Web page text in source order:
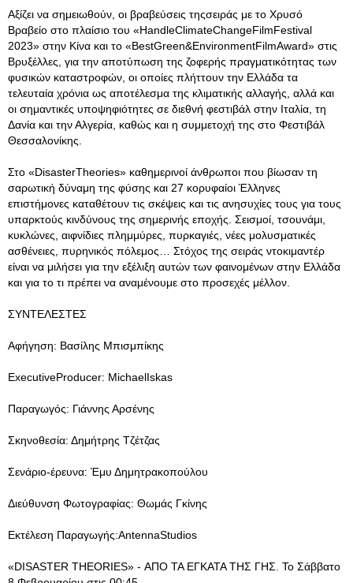
Αξίζει να σημειωθούν, οι βραβεύσεις τηςσειράς με το Χρυσό
Βραβείο στο πλαίσιο του «HandleClimateChangeFilmFestival
2023» στην Κίνα και το «BestGreen&EnvironmentFilmAward» στις
Βρυξέλλες, για την αποτύπωση της ζοφερής πραγματικότητας των
φυσικών καταστροφών, οι οποίες πλήττουν την Ελλάδα τα
τελευταία χρόνια ως αποτέλεσμα της κλιματικής αλλαγής, αλλά και
οι σημαντικές υποψηφιότητες σε διεθνή φεστιβάλ στην Ιταλία, τη
Δανία και την Αλγερία, καθώς και η συμμετοχή της στο Φεστιβάλ
Θεσσαλονίκης.
Στο «DisasterTheories» καθημερινοί άνθρωποι που βίωσαν τη
σαρωτική δύναμη της φύσης και 27 κορυφαίοι Έλληνες
επιστήμονες καταθέτουν τις σκέψεις και τις ανησυχίες τους για τους
υπαρκτούς κινδύνους της σημερινής εποχής. Σεισμοί, τσουνάμι,
κυκλώνες, αιφνίδιες πλημμύρες, πυρκαγιές, νέες μολυσματικές
ασθένειες, πυρηνικός πόλεμος… Στόχος της σειράς ντοκιμαντέρ
είναι να μιλήσει για την εξέλιξη αυτών των φαινομένων στην Ελλάδα
και για το τι πρέπει να αναμένουμε στο προσεχές μέλλον.
ΣΥΝΤΕΛΕΣΤΕΣ
Αφήγηση: Βασίλης Μπισμπίκης
ExecutiveProducer: MichaelIskas
Παραγωγός: Γιάννης Αρσένης
Σκηνοθεσία: Δημήτρης Τζέτζας
Σενάριο-έρευνα: Έμυ Δημητρακοπούλου
Διεύθυνση Φωτογραφίας: Θωμάς Γκίνης
Εκτέλεση Παραγωγής:AntennaStudios
«DISASTER THEORIES» - ΑΠΟ ΤΑ ΕΓΚΑΤΑ ΤΗΣ ΓΗΣ. Το Σάββατο